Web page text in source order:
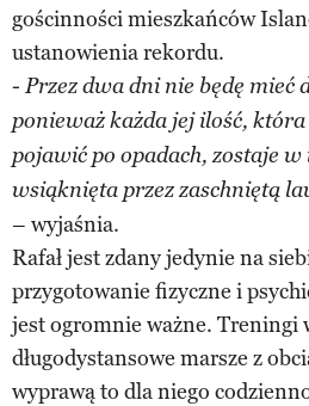
gościnności mieszkańców
ustanowienia rekordu.
- Przez dwa dni nie będę mieć
ponieważ każda jej ilość,
pojawić po opadach, zostaje
wsiąknięta przez zaschniętą
– wyjaśnia.
Rafał jest zdany jedynie na
przygotowanie fizyczne i
jest ogromnie ważne. Treningi
długodystansowe marsze z
wyprawą to dla niego